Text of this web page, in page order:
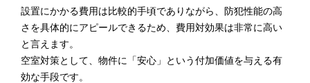
設置にかかる費用は比較的手頃でありながら、防犯性能の高
さを具体的にアピールできるため、費用対効果は非常に高い
と言えます。
空室対策として、物件に「安心」という付加価値を与える有
効な手段です。